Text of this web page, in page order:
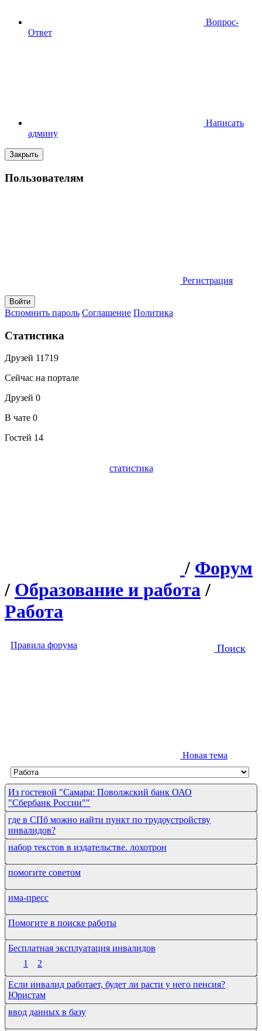
Вопрос-
Ответ
Написать
админу
Закрыть
Пользователям
Регистрация
Вспомнить пароль Соглашение Политика
Статистика
Друзей 11719
Сейчас на портале
Друзей 0
В чате 0
Гостей 14
статистика
/ Форум
/ Образование и работа /
Работа
Правила форума Поиск
Новая тема
Из гостевой "Самара: Поволжский банк ОАО
"Сбербанк России""
где в СПб можно найти пункт по трудоустройству
инвалидов?
набор текстов в издательстве. лохотрон
помогите советом
има-пресс
Помогите в поиске работы
Бесплатная эксплуатация инвалидов
1
2
Если инвалид работает, будет ли расти у него пенсия?
Юристам
ввод данных в базу